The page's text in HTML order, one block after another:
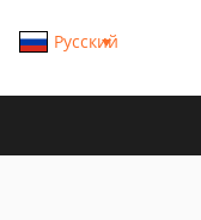
Русский